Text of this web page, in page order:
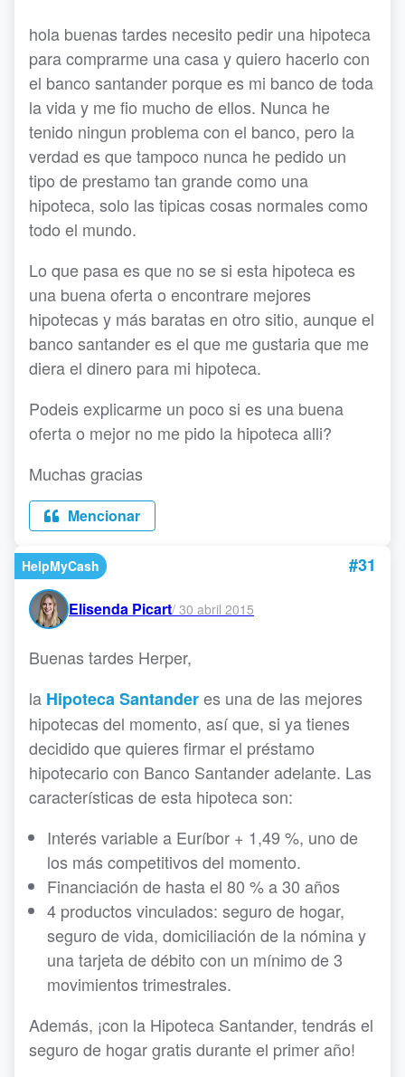
hola buenas tardes necesito pedir una hipoteca
para comprarme una casa y quiero hacerlo con
el banco santander porque es mi banco de toda
la vida y me fio mucho de ellos. Nunca he
tenido ningun problema con el banco, pero la
verdad es que tampoco nunca he pedido un
tipo de prestamo tan grande como una
hipoteca, solo las tipicas cosas normales como
todo el mundo.
Lo que pasa es que no se si esta hipoteca es
una buena oferta o encontrare mejores
hipotecas y más baratas en otro sitio, aunque el
banco santander es el que me gustaria que me
diera el dinero para mi hipoteca.
Podeis explicarme un poco si es una buena
oferta o mejor no me pido la hipoteca alli?
Muchas gracias
Mencionar
HelpMyCash #31
Elisenda Picart/ 30 abril 2015
Buenas tardes Herper,
la Hipoteca Santanderes una de las mejores
hipotecas del momento, así que, si ya tienes
decidido que quieres firmar el préstamo
hipotecario con Banco Santander adelante. Las
características de esta hipoteca son:
Interés variable a Euríbor + 1,49 %, uno de
los más competitivos del momento.
Financiación de hasta el 80 % a 30 años
4 productos vinculados: seguro de hogar,
seguro de vida, domiciliación de la nómina y
una tarjeta de débito con un mínimo de 3
movimientos trimestrales.
Además, ¡con la Hipoteca Santander, tendrás el
seguro de hogar gratis durante el primer año!